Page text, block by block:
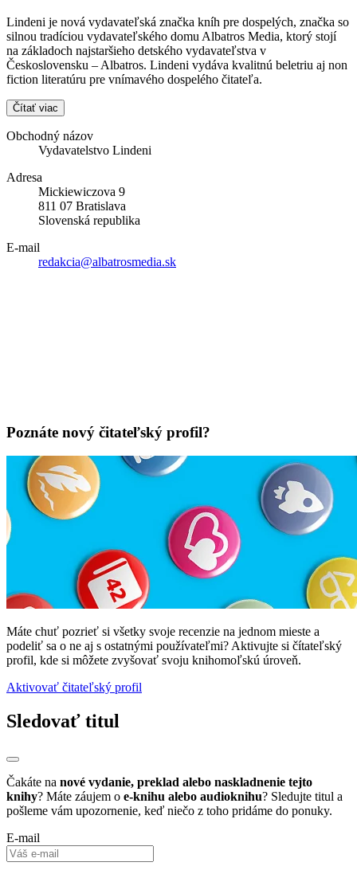
Lindeni je nová vydavateľská značka kníh pre dospelých, značka so
silnou tradíciou vydavateľského domu Albatros Media, ktorý stojí
na základoch najstaršieho detského vydavateľstva v
Československu – Albatros. Lindeni vydáva kvalitnú beletriu aj non
fiction literatúru pre vnímavého dospelého čitateľa.
Čítať viac
Obchodný názov
Vydavatelstvo Lindeni
Adresa
Mickiewiczova 9
811 07 Bratislava
Slovenská republika
E-mail
redakcia@albatrosmedia.sk
Poznáte nový čitateľský profil?
Máte chuť pozrieť si všetky svoje recenzie na jednom mieste a
podeliť sa o ne aj s ostatnými používateľmi? Aktivujte si čítateľský
profil, kde si môžete zvyšovať svoju knihomoľskú úroveň.
Aktivovať čitateľský profil
Sledovať titul
Čakáte na nové vydanie, preklad alebo naskladnenie tejto
knihy? Máte záujem o e-knihu alebo audioknihu? Sledujte titul a
pošleme vám upozornenie, keď niečo z toho pridáme do ponuky.
E-mail